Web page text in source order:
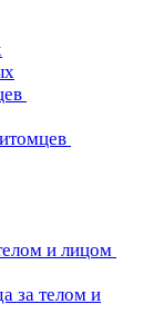
и лицом
за телом и